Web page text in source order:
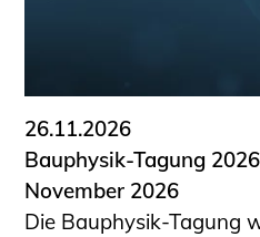
26.11.2026
Bauphysik-Tagung
November 2026
Die Bauphysik-Tagung